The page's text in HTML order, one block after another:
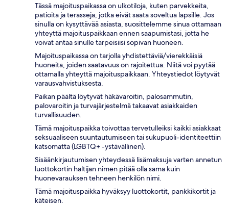
Tässä majoituspaikassa on ulkotiloja, kuten parvekkeita,
patioita ja terasseja, jotka eivät saata soveltua lapsille. Jos
sinulla on kysyttävää asiasta, suosittelemme sinua ottamaan
yhteyttä majoituspaikkaan ennen saapumistasi, jotta he
voivat antaa sinulle tarpeisiisi sopivan huoneen.
Majoituspaikassa on tarjolla yhdistettäviä/vierekkäisiä
huoneita, joiden saatavuus on rajoitettua. Niitä voi pyytää
ottamalla yhteyttä majoituspaikkaan. Yhteystiedot löytyvät
varausvahvistuksesta.
Paikan päältä löytyvät häkävaroitin, palosammutin,
palovaroitin ja turvajärjestelmä takaavat asiakkaiden
turvallisuuden.
Tämä majoituspaikka toivottaa tervetulleiksi kaikki asiakkaat
seksuaaliseen suuntautumiseen tai sukupuoli-identiteettiin
katsomatta (LGBTQ+ -ystävällinen).
Sisäänkirjautumisen yhteydessä lisämaksuja varten annetun
luottokortin haltijan nimen pitää olla sama kuin
huonevarauksen tehneen henkilön nimi.
Tämä majoituspaikka hyväksyy luottokortit, pankkikortit ja
käteisen.